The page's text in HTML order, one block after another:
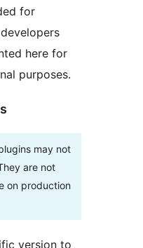
for
here for
purposes.
may not
are not
on production
version to